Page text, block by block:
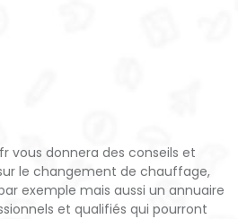
vous donnera des conseils et
le changement de chauffage,
exemple mais aussi un annuaire
et qualifiés qui pourront